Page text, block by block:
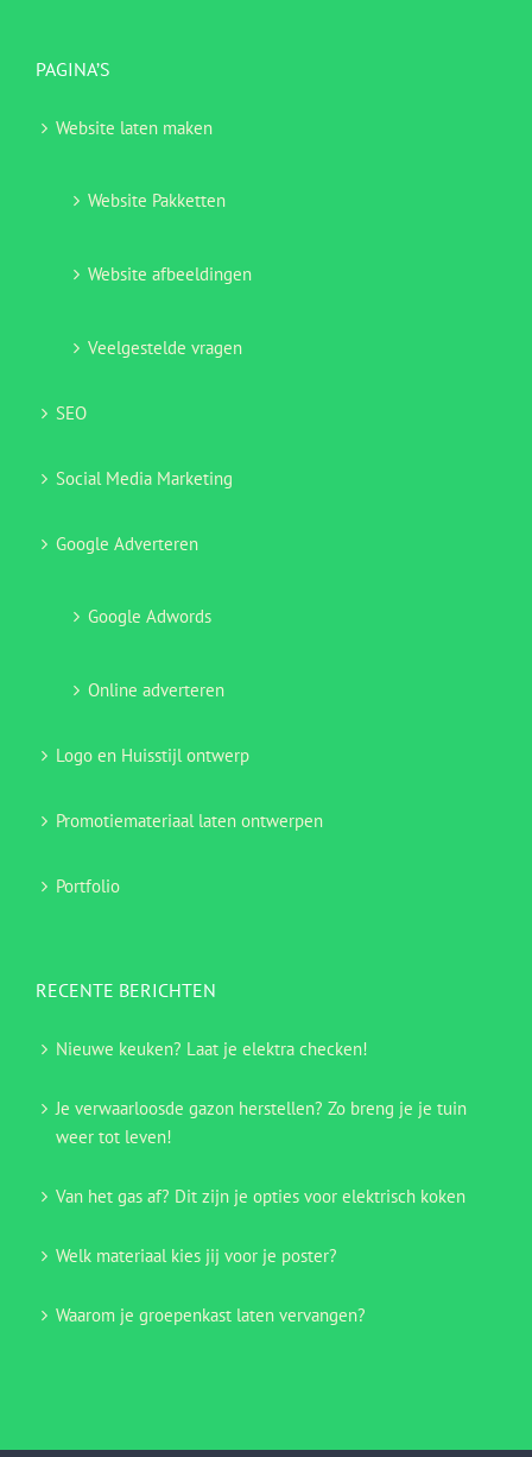
PAGINA’S
Website laten maken
Website Pakketten
Website afbeeldingen
Veelgestelde vragen
SEO
Social Media Marketing
Google Adverteren
Google Adwords
Online adverteren
Logo en Huisstijl ontwerp
Promotiemateriaal laten ontwerpen
Portfolio
RECENTE BERICHTEN
Nieuwe keuken? Laat je elektra checken!
Je verwaarloosde gazon herstellen? Zo breng je je tuin
weer tot leven!
Van het gas af? Dit zijn je opties voor elektrisch koken
Welk materiaal kies jij voor je poster?
Waarom je groepenkast laten vervangen?